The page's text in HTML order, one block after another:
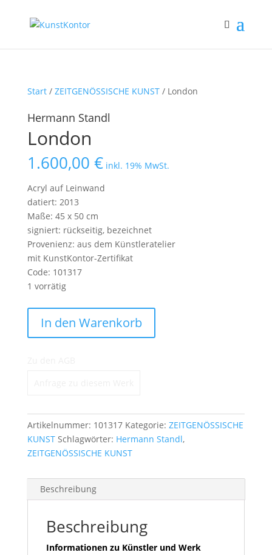
Start/ ZEITGENÖSSISCHE KUNST/ London
Hermann Standl
London
1.600,00 € inkl. 19% MwSt.
Acryl auf Leinwand
datiert: 2013
Maße: 45 x 50 cm
signiert: rückseitig, bezeichnet
Provenienz: aus dem Künstleratelier
mit KunstKontor-Zertifikat
Code: 101317
1 vorrätig
MengeIn den Warenkorb
Artikelnummer: 101317 Kategorie: ZEITGENÖSSISCHE
KUNST Schlagwörter: Hermann Standl,
ZEITGENÖSSISCHE KUNST
Beschreibung
Beschreibung
Informationen zu Künstler und Werk